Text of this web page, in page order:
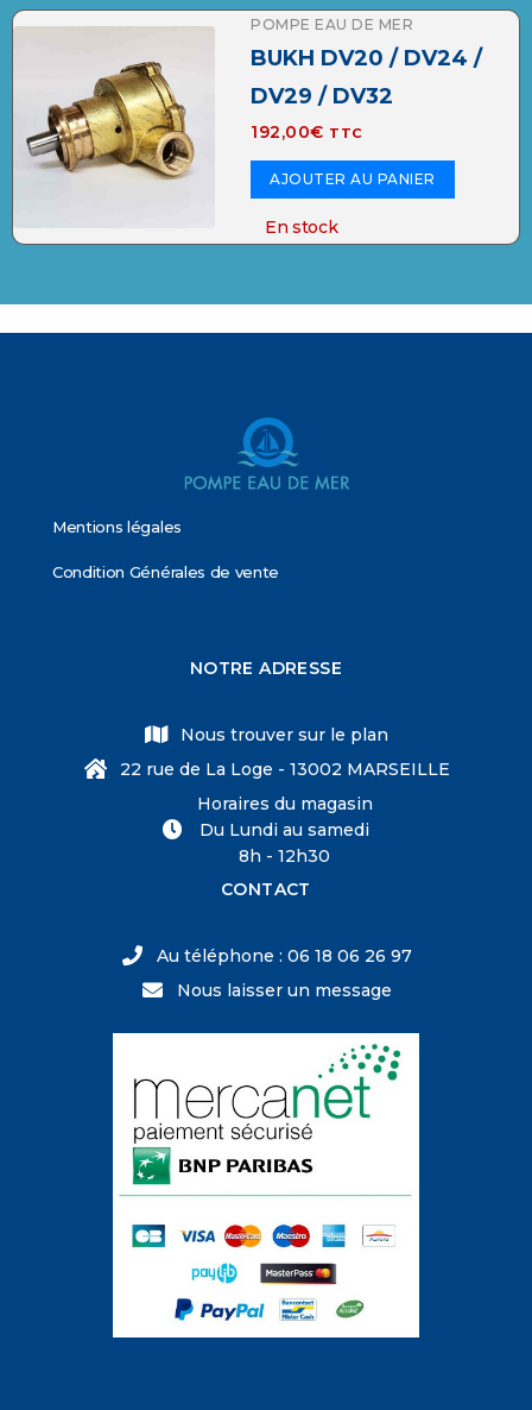
POMPE EAU DE MER
BUKH DV20 / DV24 /
DV29 / DV32
192,00€ TTC
En stock
AJOUTER AU PANIER
Mentions légales
Condition Générales de vente
NOTRE ADRESSE
Nous trouver sur le plan
22 rue de La Loge - 13002 MARSEILLE
Horaires du magasin
Du Lundi au samedi
8h - 12h30
CONTACT
Au téléphone : 06 18 06 26 97
Nous laisser un message